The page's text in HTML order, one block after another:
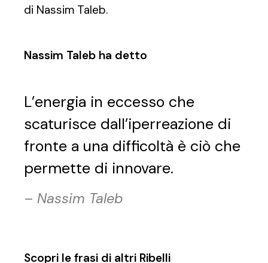
di Nassim Taleb.
Nassim Taleb ha detto
L’energia in eccesso che
scaturisce dall’iperreazione di
fronte a una difficoltà è ciò che
permette di innovare.
– Nassim Taleb
Scopri le frasi di altri Ribelli